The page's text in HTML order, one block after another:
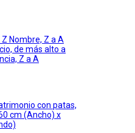
Z Nombre, Z a A
de más alto a
Z a A